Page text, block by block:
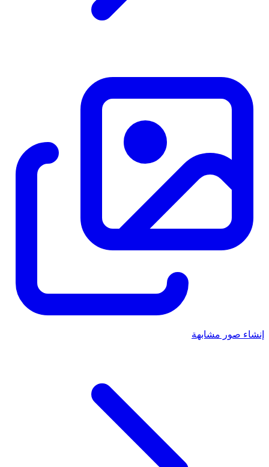
إنشاء صور مشابهة